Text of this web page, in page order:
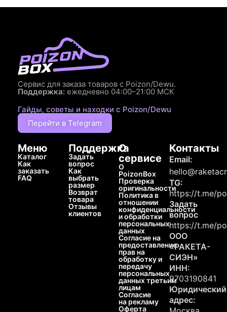
Сервис для заказа товаров с Poizon/Dewu.
Поддержка: ежедневно 04:00–21:00 МСК
Гайды, советы и находки с Poizon/Dewu
Перейти в Telegram
Меню
Каталог
Как
заказать
FAQ
Поддержка
Задать
вопрос
Как
выбрать
размер
Возврат
товара
Отзывы
клиентов
О
сервисе
О
PoizonBox
Проверка
оригинальности
Политика в
отношении
конфиденциальности
и обработки
персональных
данных
Согласие на
предоставление
прав на
обработку и
передачу
персональных
данных третьим
лицам
Согласие
на рекламу
Оферта
Контакты
Email:
TG:
https://t.me/
Задать
вопрос
https://t.me/
ООО
«РАКЕТА-
СИЭН»
ИНН:
9703190841
Юридический
адрес: